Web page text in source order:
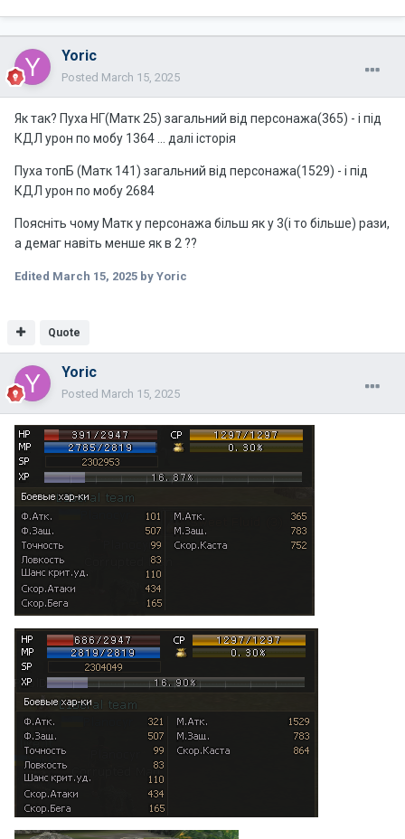
Yoric
Posted March 15, 2025
Як так? Пуха НГ(Матк 25) загальний від персонажа(365) - і під
КДЛ урон по мобу 1364 ... далі історія
Пуха топБ (Матк 141) загальний від персонажа(1529) - і під
КДЛ урон по мобу 2684
Поясніть чому Матк у персонажа більш як у 3(і то більше) рази,
а демаг навіть менше як в 2 ??
Edited March 15, 2025 by Yoric
Quote
Yoric
Posted March 15, 2025